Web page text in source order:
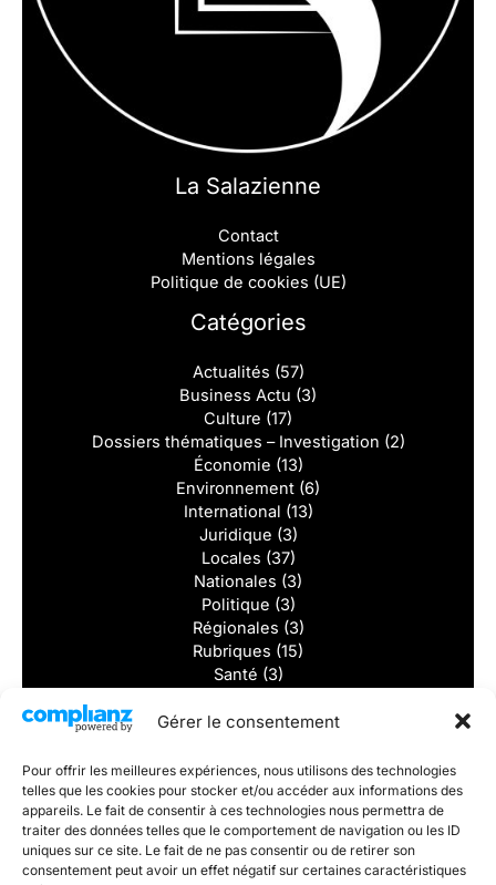
Gérer le consentement
Pour offrir les meilleures expériences, nous utilisons des technologies
telles que les cookies pour stocker et/ou accéder aux informations des
appareils. Le fait de consentir à ces technologies nous permettra de
traiter des données telles que le comportement de navigation ou les ID
uniques sur ce site. Le fait de ne pas consentir ou de retirer son
consentement peut avoir un effet négatif sur certaines caractéristiques
La Salazienne
Contact
Mentions légales
Politique de cookies (UE)
Catégories
Actualités (57)
Business Actu (3)
Culture (17)
Dossiers thématiques – Investigation (2)
Économie (13)
Environnement (6)
International (13)
Juridique (3)
Locales (37)
Nationales (3)
Politique (3)
Régionales (3)
Rubriques (15)
Santé (3)
Sports(8)
Vidéos (1)
Dernieres actualités
Divorcer sans se détruire : et si la vraie victoire était de
rester digne ?